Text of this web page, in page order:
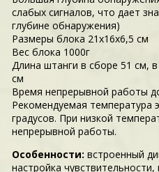
слабых сигналов, что дает
глубине обнаружения)
Размеры блока 21х16х6,5 см
Вес блока 1000г
Длина штанги в сборе 51 см,
см
Время непрерывной работы
Рекомендуемая температура
градусов. При низкой
непрерывной работы.
Особенности: встроенный
настройка